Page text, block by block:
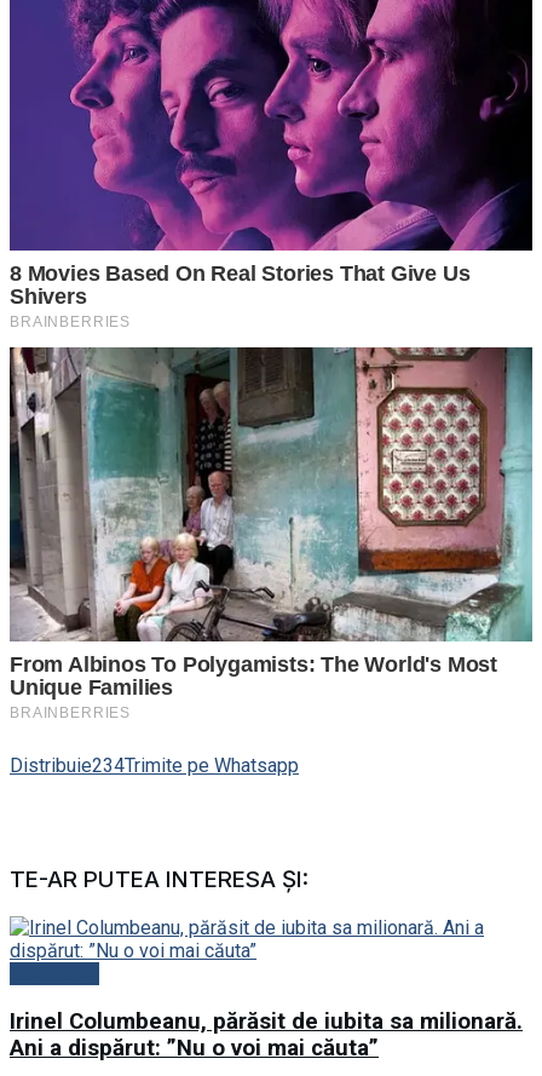
Distribuie234Trimite pe Whatsapp
TE-AR PUTEA INTERESA ȘI:
Irinel Columbeanu, părăsit de iubita sa milionară.
Ani a dispărut: ”Nu o voi mai căuta”